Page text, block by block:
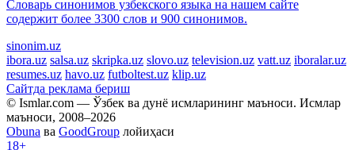
Словарь синонимов узбекского языка на нашем сайте
содержит более 3300 слов и 900 синонимов.
sinonim.uz
ibora.uz salsa.uz skripka.uz slovo.uz television.uz vatt.uz iboralar.uz
resumes.uz havo.uz futboltest.uz klip.uz
Сайтда реклама бериш
© Ismlar.com — Ўзбек ва дунё исмларининг маъноси. Исмлар
маъноси, 2008–2026
Obuna ва GoodGroup лойиҳаси
18+